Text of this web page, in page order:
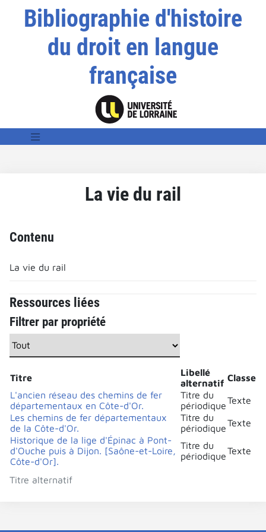
Bibliographie d'histoire
du droit en langue
française
La vie du rail
Contenu
La vie du rail
Ressources liées
Filtrer par propriété
Titre alternatif
Titre
Libellé
alternatif Classe
L'ancien réseau des chemins de fer
départementaux en Côte-d'Or.
Titre du
périodiqueTexte
Les chemins de fer départementaux
de la Côte-d'Or.
Titre du
périodiqueTexte
Historique de la lige d'Épinac à Pont-
d'Ouche puis à Dijon. [Saône-et-Loire,
Côte-d'Or].
Titre du
périodiqueTexte